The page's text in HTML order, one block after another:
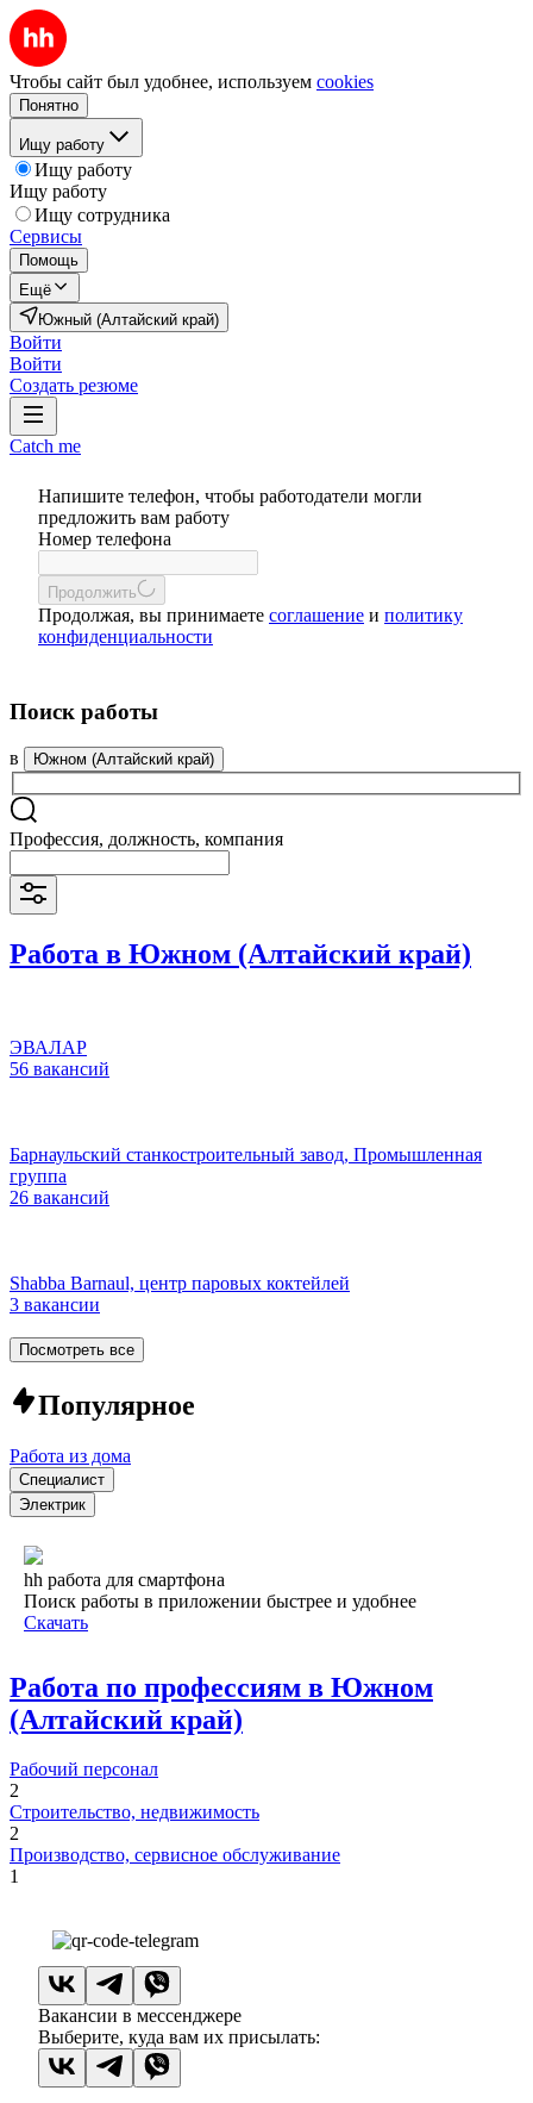
Чтобы сайт был удобнее, используем cookies
Понятно
Ищу работу
Ищу работу
Ищу работу
Ищу сотрудника
Сервисы
Помощь
Ещё
Южный (Алтайский край)
Войти
Войти
Создать резюме
Catch me
Напишите телефон, чтобы работодатели могли
предложить вам работу
Номер телефона
Продолжить
Продолжая, вы принимаете соглашение и политику
конфиденциальности
Поиск работы
в Южном (Алтайский край)
Профессия, должность, компания
Работа в Южном (Алтайский край)
ЭВАЛАР
56 вакансий
Барнаульский станкостроительный завод, Промышленная
группа
26 вакансий
Shabba Barnaul, центр паровых коктейлей
3 вакансии
Посмотреть все
Популярное
Работа из дома
Специалист
Электрик
hh работа для смартфона
Поиск работы в приложении быстрее и удобнее
Скачать
Работа по профессиям в Южном
(Алтайский край)
Рабочий персонал
2
Строительство, недвижимость
2
Производство, сервисное обслуживание
1
Вакансии в мессенджере
Выберите, куда вам их присылать: